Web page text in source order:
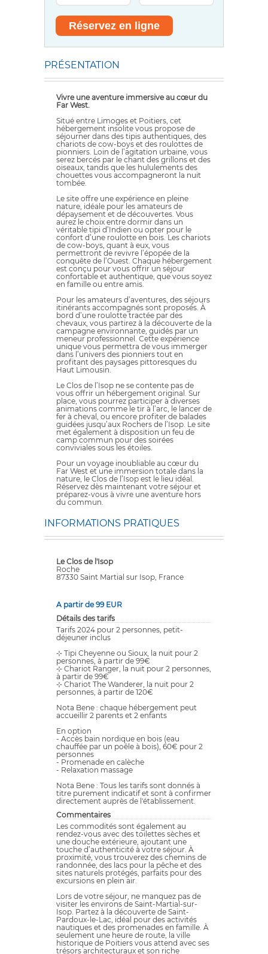
PRÉSENTATION
Vivre une aventure immersive au cœur du
Far West.
Situé entre Limoges et Poitiers, cet
hébergement insolite vous propose de
séjourner dans des tipis authentiques, des
chariots de cow-boys et des roulottes de
pionniers. Loin de l’agitation urbaine, vous
serez bercés par le chant des grillons et des
oiseaux, tandis que les hululements des
chouettes vous accompagneront la nuit
tombée.
Le site offre une expérience en pleine
nature, idéale pour les amateurs de
dépaysement et de découvertes. Vous
aurez le choix entre dormir dans un
véritable tipi d’Indien ou opter pour le
confort d’une roulotte en bois. Les chariots
de cow-boys, quant à eux, vous
permettront de revivre l’épopée de la
conquête de l’Ouest. Chaque hébergement
est conçu pour vous offrir un séjour
confortable et authentique, que vous soyez
en famille ou entre amis.
Pour les amateurs d’aventures, des séjours
itinérants accompagnés sont proposés. À
bord d’une roulotte tractée par des
chevaux, vous partirez à la découverte de la
campagne environnante, guidés par un
meneur professionnel. Cette expérience
unique vous permettra de vous immerger
dans l’univers des pionniers tout en
profitant des paysages pittoresques du
Haut Limousin.
Le Clos de l’Isop ne se contente pas de
vous offrir un hébergement original. Sur
place, vous pourrez participer à diverses
animations comme le tir à l’arc, le lancer de
fer à cheval, ou encore profiter de balades
guidées jusqu’aux Rochers de l’Isop. Le site
met également à disposition un feu de
camp commun pour des soirées
conviviales sous les étoiles.
Pour un voyage inoubliable au cœur du
Far West et une immersion totale dans la
nature, le Clos de l’Isop est le lieu idéal.
Réservez dès maintenant votre séjour et
préparez-vous à vivre une aventure hors
du commun.
INFORMATIONS PRATIQUES
Le Clos de l'Isop
Roche
87330 Saint Martial sur Isop, France
A partir de 99 EUR
Détails des tarifs
Tarifs 2024 pour 2 personnes, petit-
déjeuner inclus
⊹ Tipi Cheyenne ou Sioux, la nuit pour 2
personnes, à partir de 99€
⊹ Chariot Ranger, la nuit pour 2 personnes,
à partir de 99€
⊹ Chariot The Wanderer, la nuit pour 2
personnes, à partir de 120€
Nota Bene : chaque hébergement peut
accueillir 2 parents et 2 enfants
En option
- Accès bain nordique en bois (eau
chauffée par un poêle à bois), 60€ pour 2
personnes
- Promenade en calèche
- Relaxation massage
Nota Bene : Tous les tarifs sont donnés à
titre purement indicatif et sont à confirmer
directement auprès de l'établissement.
Commentaires
Les commodités sont également au
rendez-vous avec des toilettes sèches et
une douche extérieure, ajoutant une
touche d’authenticité à votre séjour. À
proximité, vous trouverez des chemins de
randonnée, des lacs pour la pêche et des
sites naturels protégés, parfaits pour des
excursions en plein air.
Lors de votre séjour, ne manquez pas de
visiter les environs de Saint-Martial-sur-
Isop. Partez à la découverte de Saint-
Pardoux-le-Lac, idéal pour des activités
nautiques et des promenades en famille. À
seulement une heure de route, la ville
historique de Poitiers vous attend avec ses
trésors architecturaux et son riche